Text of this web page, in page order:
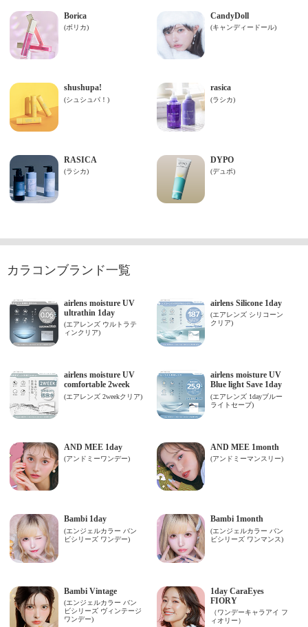
カラコンブランド一覧